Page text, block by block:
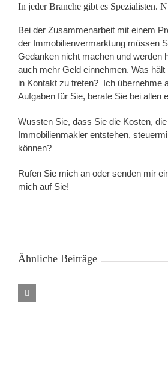
In jeder Branche gibt es Spezialisten.
Bei der Zusammenarbeit mit einem
der Immobilienvermarktung müssen
Gedanken nicht machen und werden
auch mehr Geld einnehmen. Was
in Kontakt zu treten? Ich übernehme
Aufgaben für Sie, berate Sie bei allen
Wussten Sie, dass Sie die Kosten,
Immobilienmakler entstehen,
können?
Rufen Sie mich an oder senden mir
mich auf Sie!
Ähnliche Beiträge